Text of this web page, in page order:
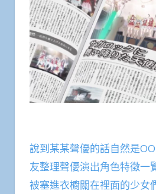
說到某某聲優的話自然是
友整理聲優演出角色特徵一
被塞進衣櫥關在裡面的少女